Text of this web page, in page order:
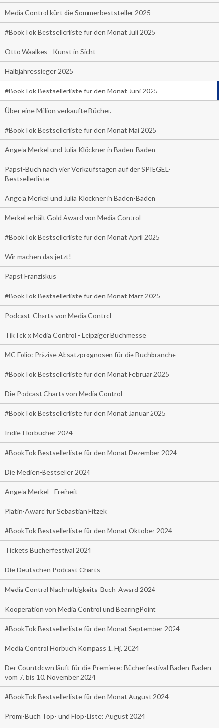
Media Control kürt die Sommerbeststeller 2025
#BookTok Bestsellerliste für den Monat Juli 2025
Otto Waalkes - Kunst in Sicht
Halbjahressieger 2025
#BookTok Bestsellerliste für den Monat Juni 2025
Über eine Million verkaufte Bücher.
#BookTok Bestsellerliste für den Monat Mai 2025
Angela Merkel und Julia Klöckner in Baden-Baden
Papst-Buch nach vier Verkaufstagen auf der SPIEGEL-
Bestsellerliste
Angela Merkel und Julia Klöckner in Baden-Baden
Merkel erhält Gold Award von Media Control
#BookTok Bestsellerliste für den Monat April 2025
Wir machen das jetzt!
Papst Franziskus
#BookTok Bestsellerliste für den Monat März 2025
Podcast-Charts von Media Control
TikTok x Media Control - Leipziger Buchmesse
MC Folio: Präzise Absatzprognosen für die Buchbranche
#BookTok Bestsellerliste für den Monat Februar 2025
Die Podcast Charts von Media Control
#BookTok Bestsellerliste für den Monat Januar 2025
Indie-Hörbücher 2024
#BookTok Bestsellerliste für den Monat Dezember 2024
Die Medien-Bestseller 2024
Angela Merkel - Freiheit
Platin-Award für Sebastian Fitzek
#BookTok Bestsellerliste für den Monat Oktober 2024
Tickets Bücherfestival 2024
Die Deutschen Podcast Charts
Media Control Nachhaltigkeits-Buch-Award 2024
Kooperation von Media Control und BearingPoint
#BookTok Bestsellerliste für den Monat September 2024
Media Control Hörbuch Kompass 1. Hj. 2024
Der Countdown läuft für die Premiere: Bücherfestival Baden-Baden
vom 7. bis 10. November 2024
#BookTok Bestsellerliste für den Monat August 2024
Promi-Buch Top- und Flop-Liste: August 2024